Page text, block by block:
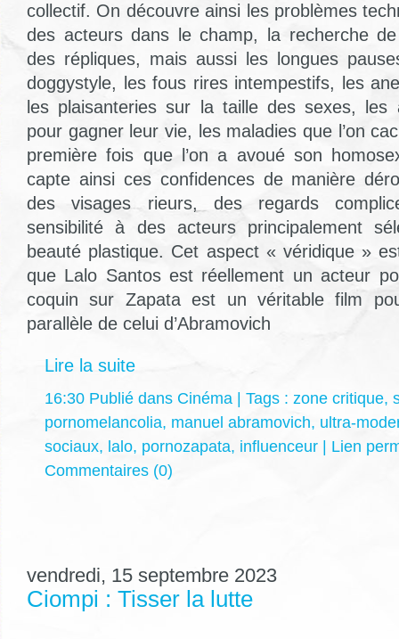
collectif. On découvre ainsi les problèmes
des acteurs dans le champ, la recherche
des répliques, mais aussi les longues
doggystyle, les fous rires intempestifs, les
les plaisanteries sur la taille des sexes, les
pour gagner leur vie, les maladies que l’on
première fois que l’on a avoué son
capte ainsi ces confidences de manière
des visages rieurs, des regards
sensibilité à des acteurs principalement
beauté plastique. Cet aspect « véridique »
que Lalo Santos est réellement un acteur
coquin sur Zapata est un véritable film
parallèle de celui d’Abramovich
Lire la suite
16:30 Publié dans Cinéma | Tags : zone critique,
pornomelancolia, manuel abramovich, ultra-
sociaux, lalo, pornozapata, influenceur
Lien
Commentaires (0)
vendredi, 15 septembre 2023
Ciompi : Tisser la lutte